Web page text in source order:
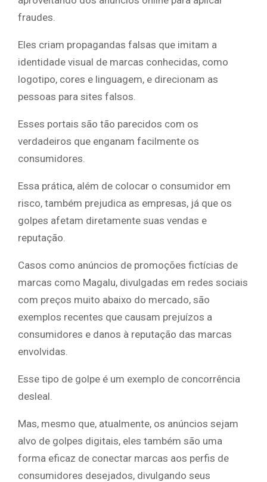
fraudes.
Eles criam propagandas falsas que imitam a
identidade visual de marcas conhecidas, como
logotipo, cores e linguagem, e direcionam as
pessoas para sites falsos.
Esses portais são tão parecidos com os
verdadeiros que enganam facilmente os
consumidores.
Essa prática, além de colocar o consumidor em
risco, também prejudica as empresas, já que os
golpes afetam diretamente suas vendas e
reputação.
Casos como anúncios de promoções fictícias de
marcas como Magalu, divulgadas em redes sociais
com preços muito abaixo do mercado, são
exemplos recentes que causam prejuízos a
consumidores e danos à reputação das marcas
envolvidas.
Esse tipo de golpe é um exemplo de concorrência
desleal.
Mas, mesmo que, atualmente, os anúncios sejam
alvo de golpes digitais, eles também são uma
forma eficaz de conectar marcas aos perfis de
consumidores desejados, divulgando seus